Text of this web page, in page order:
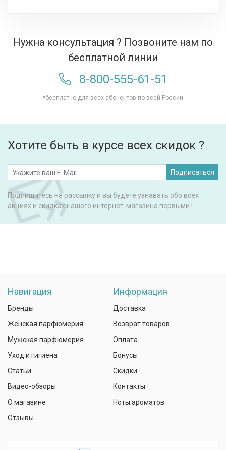
Нужна консультация ? Позвоните нам по
бесплатной линии
8-800-555-61-51
*бесплатно для всех абонентов по всей России
Хотите быть в курсе всех скидок ?
Подписаться
Подпишитесь на рассылку и вы будете узнавать обо всех
акциях и скидках нашего интернет-магазина первыми !
Навигация
Бренды
Женская парфюмерия
Мужская парфюмерия
Уход и гигиена
Статьи
Видео-обзоры
О магазине
Отзывы
Информация
Доставка
Возврат товаров
Оплата
Бонусы
Скидки
Контакты
Ноты ароматов